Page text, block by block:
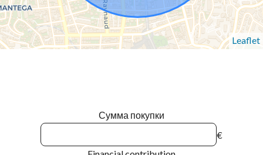
Leaflet
Сумма покупки
€